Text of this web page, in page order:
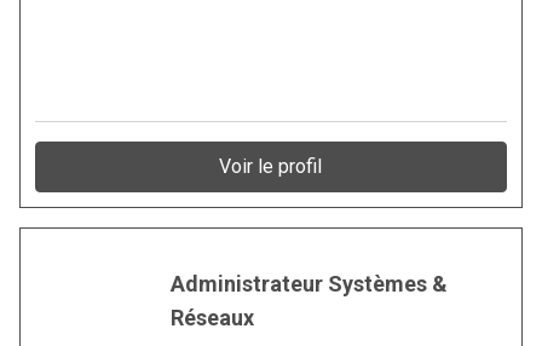
Voir le profil
Administrateur Systèmes &
Réseaux